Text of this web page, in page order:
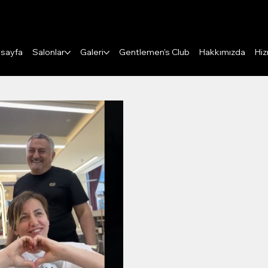
Salonlar Galeri Gentlemen's Club Hakkımızda